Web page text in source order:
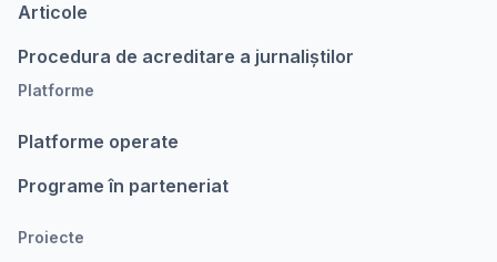
Articole
Procedura de acreditare a jurnaliștilor
Platforme
Platforme operate
Programe în parteneriat
Proiecte